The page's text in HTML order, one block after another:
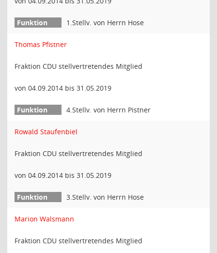
1.Stellv. von Herrn Hose
Thomas Pfistner
Fraktion CDU stellvertretendes Mitglied
von 04.09.2014 bis 31.05.2019
4.Stellv. von Herrn Pistner
Rowald Staufenbiel
Fraktion CDU stellvertretendes Mitglied
von 04.09.2014 bis 31.05.2019
3.Stellv. von Herrn Hose
Marion Walsmann
Fraktion CDU stellvertretendes Mitglied